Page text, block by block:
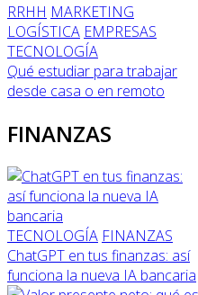
RRHH MARKETING
LOGÍSTICA EMPRESAS
TECNOLOGÍA
Qué estudiar para trabajar
desde casa o en remoto
FINANZAS
TECNOLOGÍA FINANZAS
ChatGPT en tus finanzas: así
funciona la nueva IA bancaria